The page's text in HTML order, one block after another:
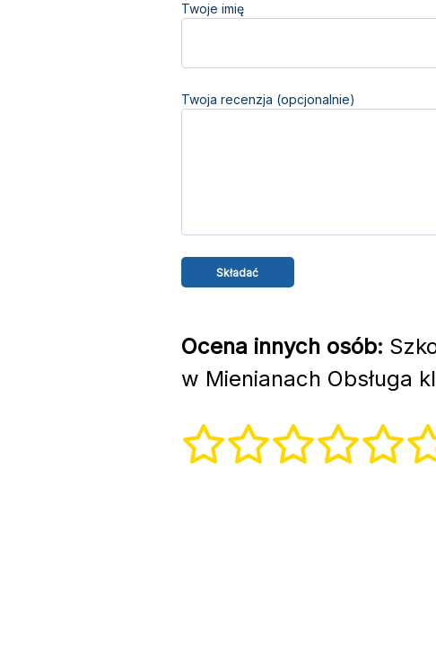
Twoje imię
Twoja recenzja (opcjonalnie)
Ocena innych osób:
w Mienianach Obsługa